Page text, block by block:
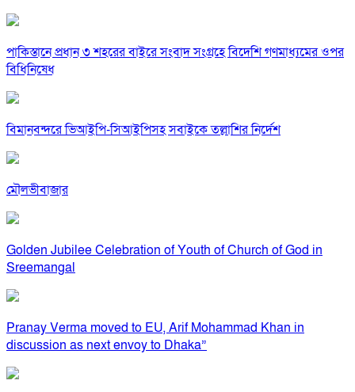
পাকিস্তানে প্রধান ৩ শহরের বাইরে সংবাদ সংগ্রহে বিদেশি গণমাধ্যমের ওপর
বিধিনিষেধ
বিমানবন্দরে ভিআইপি-সিআইপিসহ সবাইকে তল্লাশির নির্দেশ
মৌলভীবাজার
Golden Jubilee Celebration of Youth of Church of God in
Sreemangal
Pranay Verma moved to EU, Arif Mohammad Khan in
discussion as next envoy to Dhaka”